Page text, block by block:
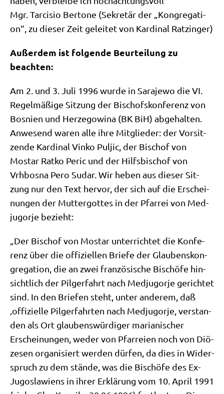
Mgr. Tar­cis­io Ber­to­ne (Sekre­tär der „Kon­gre­ga­ti­
on“, zu die­ser Zeit gelei­tet von Kar­di­nal Ratzinger)
Außer­dem ist fol­gen­de Beur­tei­lung zu
beachten:
Am 2. und 3. Juli 1996 wur­de in Sara­je­wo die VI.
Regel­mä­ßi­ge Sit­zung der Bischofs­kon­fe­renz von
Bos­ni­en und Her­ze­go­wi­na (BK BiH) abge­hal­ten.
Anwe­send waren alle ihre Mit­glie­der: der Vor­sit­
zen­de Kar­di­nal Vin­ko Pul­jic, der Bischof von
Mostar Rat­ko Peric und der Hilfs­bi­schof von
Vrhbos­na Pero Sudar. Wir heben aus die­ser Sit­
zung nur den Text her­vor, der sich auf die Erschei­
nun­gen der Mut­ter­got­tes in der Pfar­rei von Med­
jug­or­je bezieht:
„Der Bischof von Mostar unter­rich­tet die Kon­fe­
renz über die offi­zi­el­len Brie­fe der Glau­bens­kon­
gre­ga­ti­on, die an zwei fran­zö­si­sche Bischö­fe hin­
sicht­lich der Pil­ger­fahrt nach Med­jug­or­je gerich­tet
sind. In den Brie­fen steht, unter ande­rem, daß
‚offi­zi­el­le Pil­ger­fahr­ten nach Med­jug­or­je, ver­stan­
den als Ort glau­bens­wür­di­ger maria­ni­scher
Erschei­nun­gen, weder von Pfar­rei­en noch von Diö­
ze­sen orga­ni­siert wer­den dür­fen, da dies in Wider­
spruch zu dem stän­de, was die Bischö­fe des Ex-
Jugo­sla­wi­ens in ihrer Erklä­rung vom 10. April 1991